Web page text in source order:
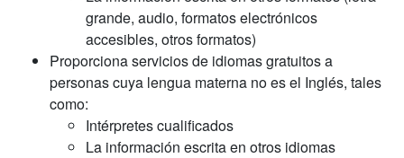
grande, audio, formatos electrónicos
accesibles, otros formatos)
Proporciona servicios de idiomas gratuitos a
personas cuya lengua materna no es el Inglés, tales
como:
Intérpretes cualificados
La información escrita en otros idiomas